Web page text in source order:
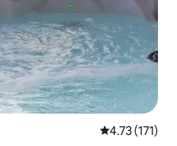
5 ರಲ್ಲಿ 4.73
4.73 (171)